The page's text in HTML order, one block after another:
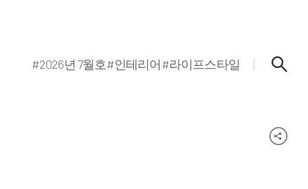
#2026년 7월호#인테리어#라이프스타일